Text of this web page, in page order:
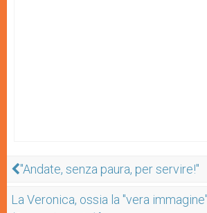
"Andate, senza paura, per servire!"
La Veronica, ossia la "vera